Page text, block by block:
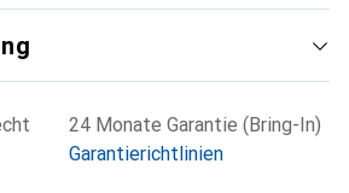
24 Monate Garantie (Bring-In)
Garantierichtlinien